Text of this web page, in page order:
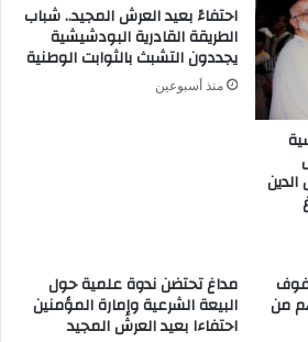
احتفاءً بعيد العرش المجيد.. شباب
الطريقة القادرية البودشيشية
يجددون التشبث بالثوابت الوطنية
منذ أسبوعين
من
مداغ تحتضن ندوة علمية حول
البيعة الشرعية وإمارة المؤمنين
احتفاءا بعيد العرش المجيد